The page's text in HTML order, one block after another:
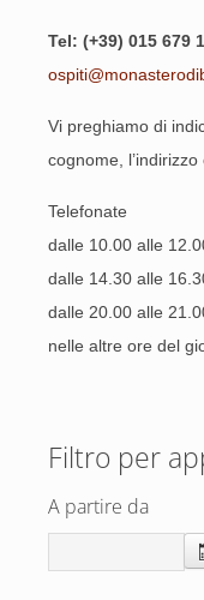
Tel: (+39) 015 679
Vi preghiamo di
cognome,
Telefonate
dalle 10.00 alle
dalle 14.30 alle
dalle 20.00 alle
nelle altre ore del
Filtro per
A partire da